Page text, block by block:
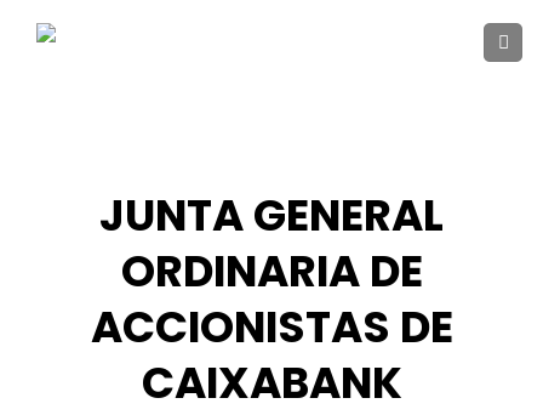
JUNTA GENERAL
ORDINARIA DE
ACCIONISTAS DE
CAIXABANK